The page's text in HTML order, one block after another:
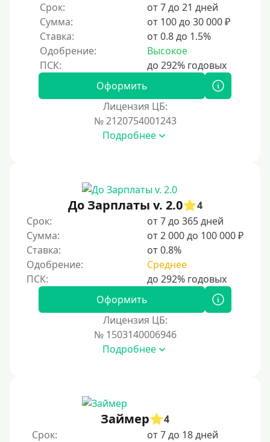
Срок:
от 7 до 21 дней
Сумма:
от 100 до 30 000 ₽
Ставка:
от 0.8 до 1.5%
Одобрение:
Высокое
Оформить
Лицензия ЦБ:
№ 2120754001243
Подробнее
До Зарплаты v. 2.0
4
Срок:
от 7 до 365 дней
Сумма:
от 2 000 до 100 000 ₽
Ставка:
от 0.8%
Одобрение:
Среднее
Оформить
Лицензия ЦБ:
№ 1503140006946
Подробнее
Займер
4
Срок:
от 7 до 18 дней